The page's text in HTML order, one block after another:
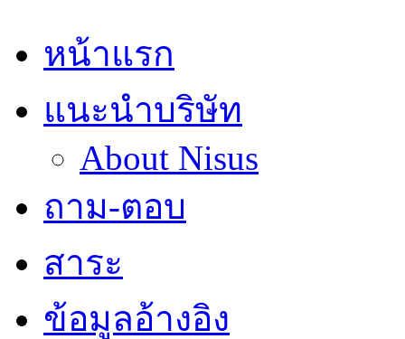
หน้าแรก
แนะนำบริษัท
About Nisus
ถาม-ตอบ
สาระ
ข้อมูลอ้างอิง